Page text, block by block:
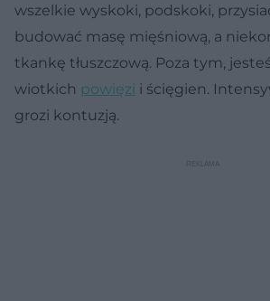
wszelkie wyskoki, podskoki,
budować masę mięśniową, a
tkankę tłuszczową. Poza tym,
wiotkich powięzi i ścięgien.
grozi kontuzją.